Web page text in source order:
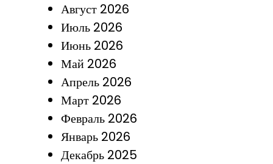
Август 2026
Июль 2026
Июнь 2026
Май 2026
Апрель 2026
Март 2026
Февраль 2026
Январь 2026
Декабрь 2025